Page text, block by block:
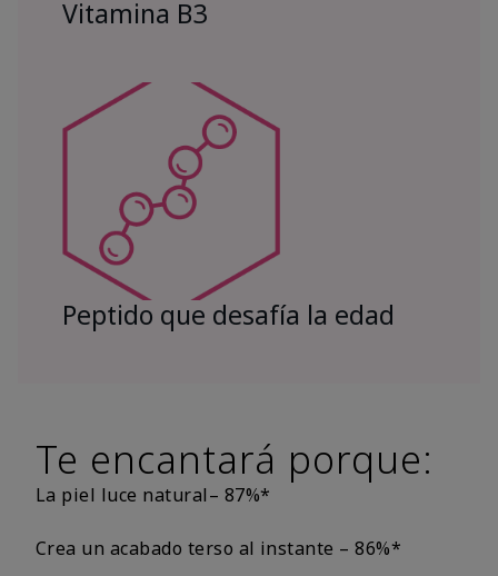
Vitamina B3
Peptido que desafía la edad
Te encantará porque:
La piel luce natural– 87%*
Crea un acabado terso al instante – 86%*